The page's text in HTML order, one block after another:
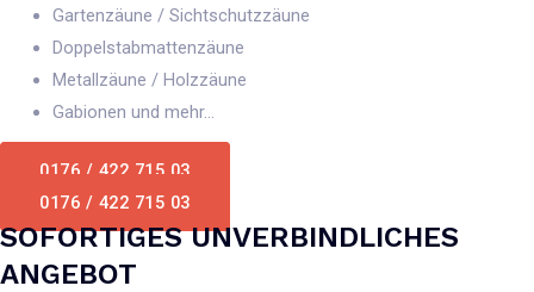
Gartenzäune / Sichtschutzzäune
Doppelstabmattenzäune
Metallzäune / Holzzäune
Gabionen und mehr...
0176 / 422 715 03
0176 / 422 715 03
SOFORTIGES UNVERBINDLICHES
ANGEBOT